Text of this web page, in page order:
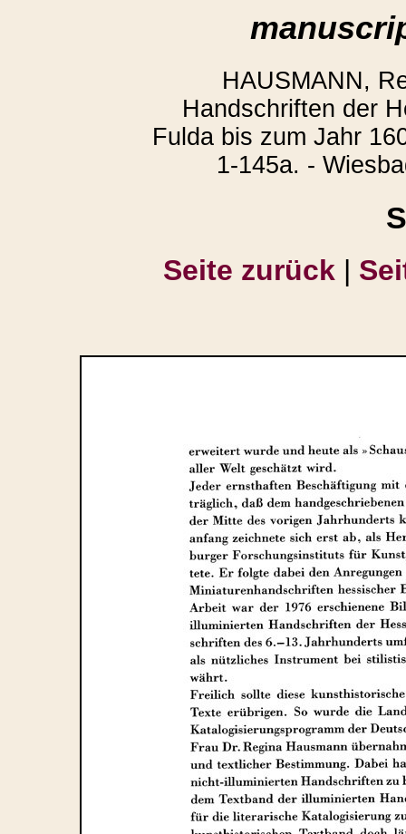
HAUSMANN,
Handschriften der
Fulda bis zum Jahr
1-145a. -
Seite zurück |